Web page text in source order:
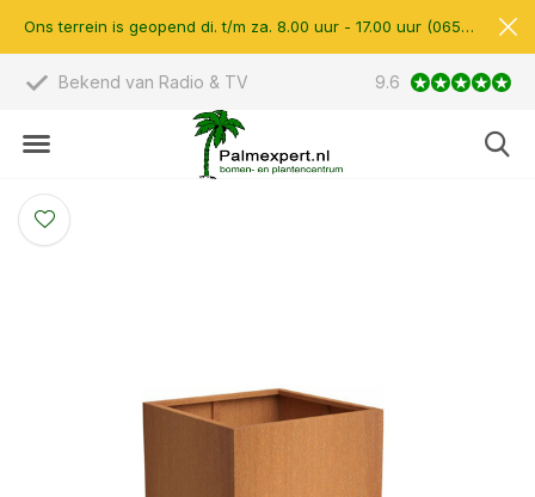
Bekend van Radio & TV Scherpe prijzen
9.6
Ons terrein is geopend di. t/m za. 8.00 uur - 17.00 uur (0657510597)